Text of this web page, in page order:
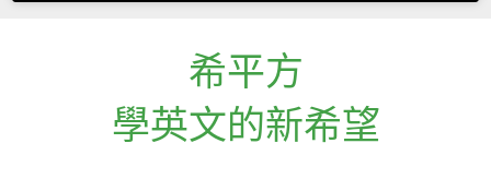
希平方
學英文的新希望